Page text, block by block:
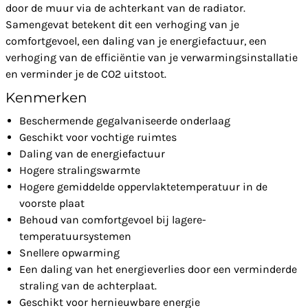
door de muur via de achterkant van de radiator.
Samengevat betekent dit een verhoging van je
comfortgevoel, een daling van je energiefactuur, een
verhoging van de efficiëntie van je verwarmingsinstallatie
en verminder je de CO2 uitstoot.
Kenmerken
Beschermende gegalvaniseerde onderlaag
Geschikt voor vochtige ruimtes
Daling van de energiefactuur
Hogere stralingswarmte
Hogere gemiddelde oppervlaktetemperatuur in de
voorste plaat
Behoud van comfortgevoel bij lagere-
temperatuursystemen
Snellere opwarming
Een daling van het energieverlies door een verminderde
straling van de achterplaat.
Geschikt voor hernieuwbare energie